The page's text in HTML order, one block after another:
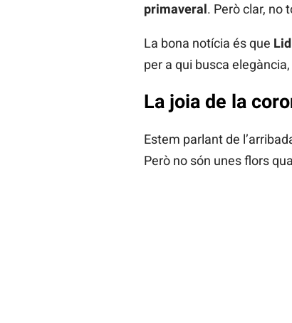
primaveral. Però clar, no
La bona notícia és que
per a qui busca
La joia de la
Estem parlant de
Però no són unes flors